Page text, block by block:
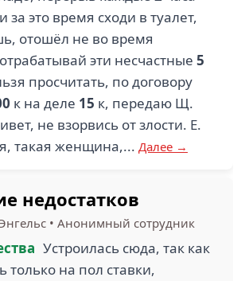
за это время сходи в туалет,
отошёл не во время
эти несчастные 5
просчитать, по договору
к на деле 15 к, передаю Щ.
не взорвись от злости. Е.
такая женщина,... Далее →
недостатков
• Анонимный сотрудник
Устроилась сюда, так как
только на пол ставки,